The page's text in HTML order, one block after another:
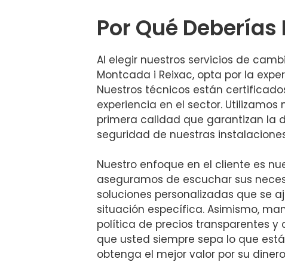
Por Qué Deberías
Al elegir nuestros servicios de
Montcada i Reixac, opta por la
Nuestros técnicos están
experiencia en el sector. Utilizamos
primera calidad que garantizan la
seguridad de nuestras
Nuestro enfoque en el cliente es
aseguramos de escuchar sus
soluciones personalizadas que se
situación específica. Asimismo,
política de precios transparentes y
que usted siempre sepa lo que
obtenga el mejor valor por su